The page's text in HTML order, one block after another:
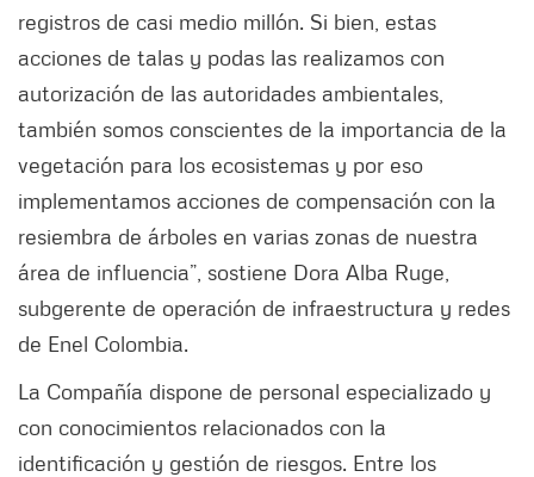
registros de casi medio millón. Si bien, estas
acciones de talas y podas las realizamos con
autorización de las autoridades ambientales,
también somos conscientes de la importancia de la
vegetación para los ecosistemas y por eso
implementamos acciones de compensación con la
resiembra de árboles en varias zonas de nuestra
área de influencia”, sostiene Dora Alba Ruge,
subgerente de operación de infraestructura y redes
de Enel Colombia.
La Compañía dispone de personal especializado y
con conocimientos relacionados con la
identificación y gestión de riesgos. Entre los